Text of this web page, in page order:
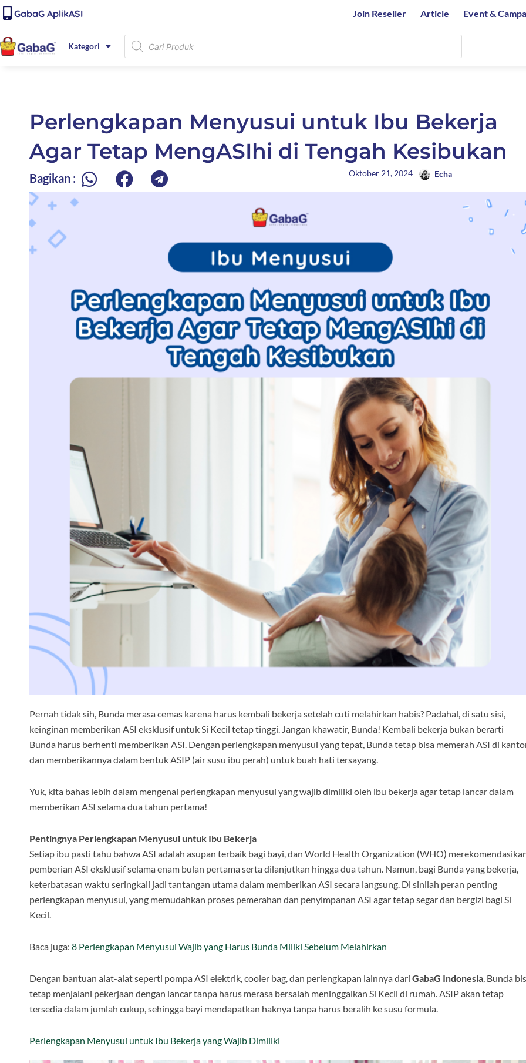
content
Lewati
ke
konten
GabaG AplikASI Join Reseller Article Event &
Kategori
Products
search
Perlengkapan Menyusui untuk Ibu Bekerja
Agar Tetap MengASIhi di Tengah Kesibukan
Bagikan : Oktober 21, 2024 Echa
Pernah tidak sih, Bunda merasa cemas karena harus kembali bekerja setelah cuti melahirkan habis? Padahal, di satu sisi,
keinginan memberikan ASI eksklusif untuk Si Kecil tetap tinggi. Jangan khawatir, Bunda! Kembali bekerja bukan berarti
Bunda harus berhenti memberikan ASI. Dengan perlengkapan menyusui yang tepat, Bunda tetap bisa memerah ASI di
dan memberikannya dalam bentuk ASIP (air susu ibu perah) untuk buah hati tersayang.
Yuk, kita bahas lebih dalam mengenai perlengkapan menyusui yang wajib dimiliki oleh ibu bekerja agar tetap lancar dalam
memberikan ASI selama dua tahun pertama!
Pentingnya Perlengkapan Menyusui untuk Ibu Bekerja
Setiap ibu pasti tahu bahwa ASI adalah asupan terbaik bagi bayi, dan World Health Organization (WHO)
pemberian ASI eksklusif selama enam bulan pertama serta dilanjutkan hingga dua tahun. Namun, bagi Bunda yang bekerja,
keterbatasan waktu seringkali jadi tantangan utama dalam memberikan ASI secara langsung. Di sinilah peran penting
perlengkapan menyusui, yang memudahkan proses pemerahan dan penyimpanan ASI agar tetap segar dan bergizi bagi Si
Kecil.
Baca juga: 8 Perlengkapan Menyusui Wajib yang Harus Bunda Miliki Sebelum Melahirkan
Dengan bantuan alat-alat seperti pompa ASI elektrik, cooler bag, dan perlengkapan lainnya dari GabaG Indonesia, Bunda
tetap menjalani pekerjaan dengan lancar tanpa harus merasa bersalah meninggalkan Si Kecil di rumah. ASIP akan tetap
tersedia dalam jumlah cukup, sehingga bayi mendapatkan haknya tanpa harus beralih ke susu formula.
Perlengkapan Menyusui untuk Ibu Bekerja yang Wajib Dimiliki